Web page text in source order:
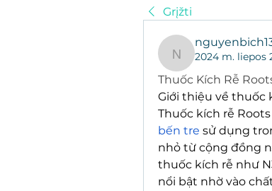
Grįžti
2024 m. liepos
Thuốc Kích Rễ
Giới thiệu về thuốc
Thuốc kích rễ
bến tre sử dụng
nhỏ từ cộng đồng
thuốc kích rễ như
nổi bật nhờ vào